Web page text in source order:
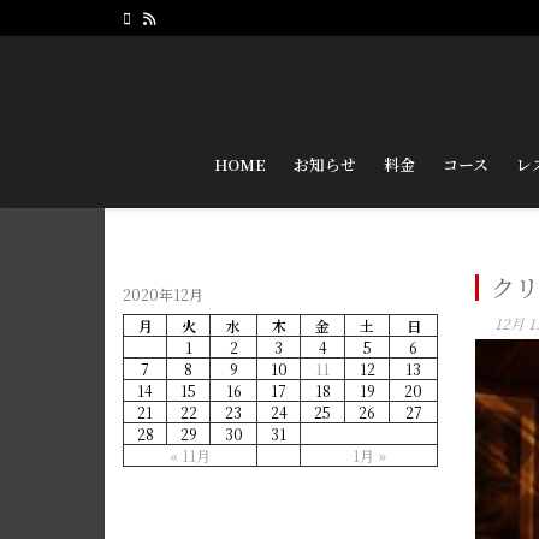
HOME お知らせ 料金 コース レ
ク
12月
2020年12月
月
火 水 木 金 土 日
« 11月 1月 »
1 2 3 4 5
6
7
8 9 10 11 12
13
14
15 16 17 18 19
20
21
22 23 24 25 26
27
28
29 30 31